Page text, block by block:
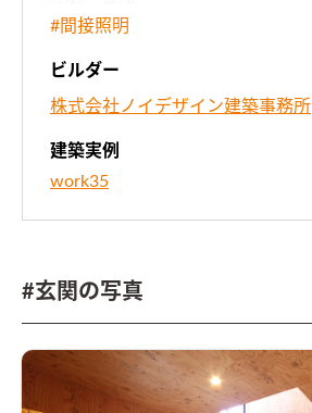
#間接照明
ビルダー
株式会社ノイデザイン建築事務所
建築実例
work35
#玄関の写真